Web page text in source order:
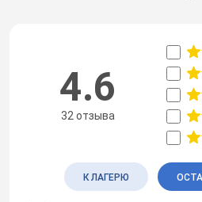
4.6
32 отзыва
К ЛАГЕРЮ